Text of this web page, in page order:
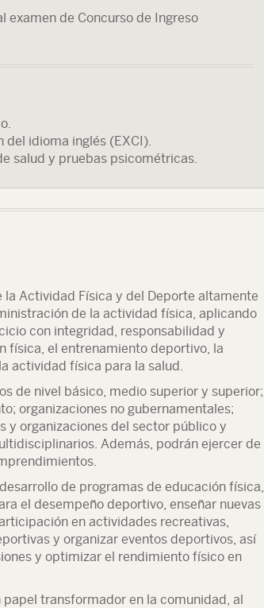
examen de Concurso de Ingreso
del idioma inglés (EXCI).
salud y pruebas psicométricas.
la Actividad Física y del Deporte altamente
de la actividad física, aplicando
con integridad, responsabilidad y
física, el entrenamiento deportivo, la
actividad física para la salud.
de nivel básico, medio superior y superior;
organizaciones no gubernamentales;
y organizaciones del sector público y
Además, podrán ejercer de
de programas de educación física,
el desempeño deportivo, enseñar nuevas
en actividades recreativas,
y organizar eventos deportivos, así
y optimizar el rendimiento físico en
transformador en la comunidad, al